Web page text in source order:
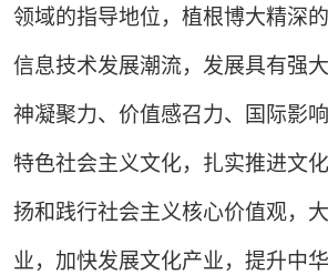
领域的指导地位，植根博大精深
信息技术发展潮流，发展具有强
神凝聚力、价值感召力、国际影
特色社会主义文化，扎实推进文
扬和践行社会主义核心价值观，
业，加快发展文化产业，提升中